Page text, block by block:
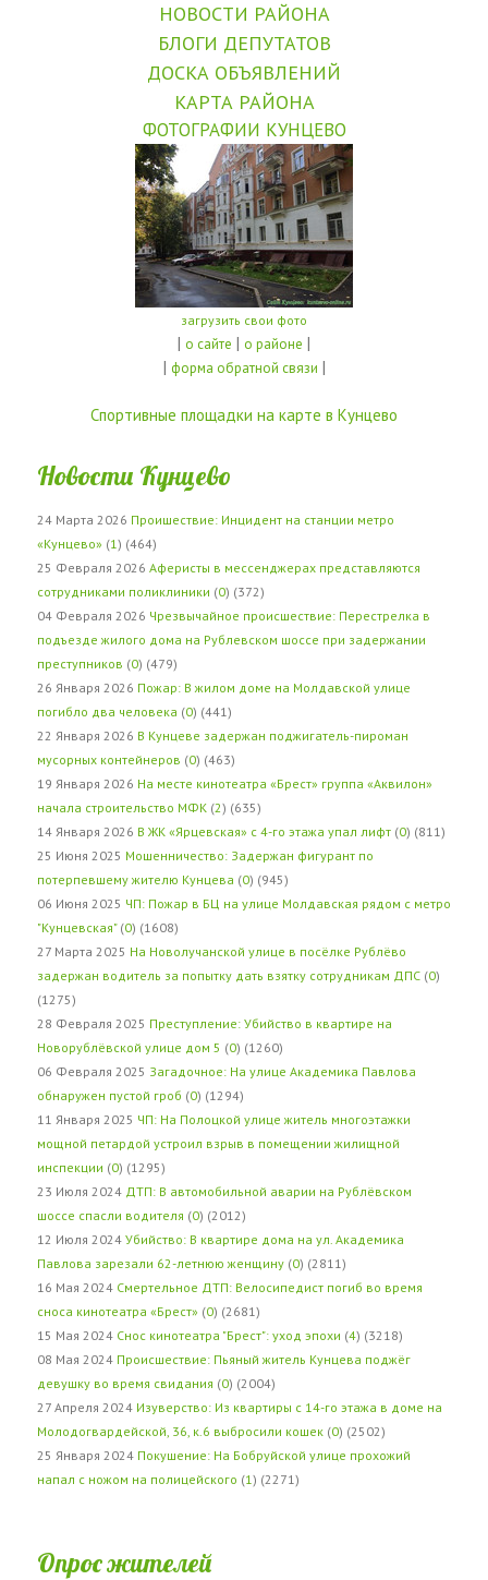
НОВОСТИ РАЙОНА
БЛОГИ ДЕПУТАТОВ
ДОСКА ОБЪЯВЛЕНИЙ
КАРТА РАЙОНА
ФОТОГРАФИИ КУНЦЕВО
загрузить свои фото
| о сайте | о районе |
| форма обратной связи |
Спортивные площадки на карте в Кунцево
Новости Кунцево
24 Марта 2026 Проишествие: Инцидент на станции метро
«Кунцево» (1 ) (464)
25 Февраля 2026 Аферисты в мессенджерах представляются
сотрудниками поликлиники (0) (372)
04 Февраля 2026 Чрезвычайное происшествие: Перестрелка в
подъезде жилого дома на Рублевском шоссе при задержании
преступников (0) (479)
26 Января 2026 Пожар: В жилом доме на Молдавской улице
погибло два человека (0) (441)
22 Января 2026 В Кунцеве задержан поджигатель-пироман
мусорных контейнеров (0) (463)
19 Января 2026 На месте кинотеатра «Брест» группа «Аквилон»
начала строительство МФК (2) (635)
14 Января 2026 В ЖК «Ярцевская» с 4-го этажа упал лифт (0) (811)
25 Июня 2025 Мошенничество: Задержан фигурант по
потерпевшему жителю Кунцева (0) (945)
06 Июня 2025 ЧП: Пожар в БЦ на улице Молдавская рядом с метро
"Кунцевская" (0) (1608)
27 Марта 2025 На Новолучанской улице в посёлке Рублёво
задержан водитель за попытку дать взятку сотрудникам ДПС (0)
(1275)
28 Февраля 2025 Преступление: Убийство в квартире на
Новорублёвской улице дом 5 (0) (1260)
06 Февраля 2025 Загадочное: На улице Академика Павлова
обнаружен пустой гроб (0) (1294)
11 Января 2025 ЧП: На Полоцкой улице житель многоэтажки
мощной петардой устроил взрыв в помещении жилищной
инспекции (0) (1295)
23 Июля 2024 ДТП: В автомобильной аварии на Рублёвском
шоссе спасли водителя (0) (2012)
12 Июля 2024 Убийство: В квартире дома на ул. Академика
Павлова зарезали 62-летнюю женщину (0) (2811)
16 Мая 2024 Смертельное ДТП: Велосипедист погиб во время
сноса кинотеатра «Брест» (0) (2681)
15 Мая 2024 Снос кинотеатра "Брест": уход эпохи (4) (3218)
08 Мая 2024 Происшествие: Пьяный житель Кунцева поджёг
девушку во время свидания (0) (2004)
27 Апреля 2024 Изуверство: Из квартиры с 14-го этажа в доме на
Молодогвардейской, 36, к.6 выбросили кошек (0) (2502)
25 Января 2024 Покушение: На Бобруйской улице прохожий
напал с ножом на полицейского (1 ) (2271)
Опрос жителей